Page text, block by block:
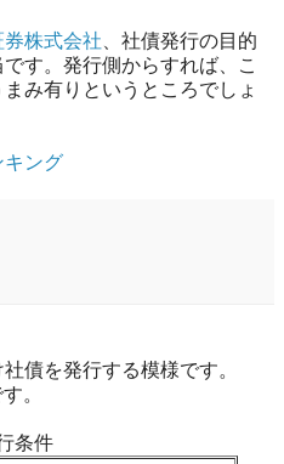
券株式会社 、社債発行の目的
す。発行側からすれば、こ
み有りというところでしょ
キング
債を発行する模様です。
。
条件